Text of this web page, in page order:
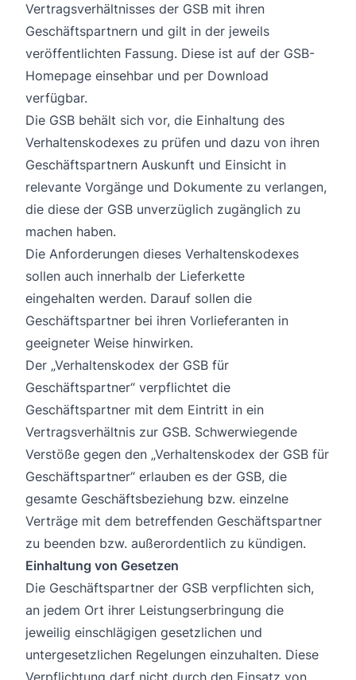
Vertragsverhältnisses der GSB mit ihren
Geschäftspartnern und gilt in der jeweils
veröffentlichten Fassung. Diese ist auf der GSB-
Homepage einsehbar und per Download
verfügbar.
Die GSB behält sich vor, die Einhaltung des
Verhaltenskodexes zu prüfen und dazu von ihren
Geschäftspartnern Auskunft und Einsicht in
relevante Vorgänge und Dokumente zu verlangen,
die diese der GSB unverzüglich zugänglich zu
machen haben.
Die Anforderungen dieses Verhaltenskodexes
sollen auch innerhalb der Lieferkette
eingehalten werden. Darauf sollen die
Geschäftspartner bei ihren Vorlieferanten in
geeigneter Weise hinwirken.
Der „Verhaltenskodex der GSB für
Geschäftspartner“ verpflichtet die
Geschäftspartner mit dem Eintritt in ein
Vertragsverhältnis zur GSB. Schwerwiegende
Verstöße gegen den „Verhaltenskodex der GSB für
Geschäftspartner“ erlauben es der GSB, die
gesamte Geschäftsbeziehung bzw. einzelne
Verträge mit dem betreffenden Geschäftspartner
zu beenden bzw. außerordentlich zu kündigen.
Einhaltung von Gesetzen
Die Geschäftspartner der GSB verpflichten sich,
an jedem Ort ihrer Leistungserbringung die
jeweilig einschlägigen gesetzlichen und
untergesetzlichen Regelungen einzuhalten. Diese
Verpflichtung darf nicht durch den Einsatz von